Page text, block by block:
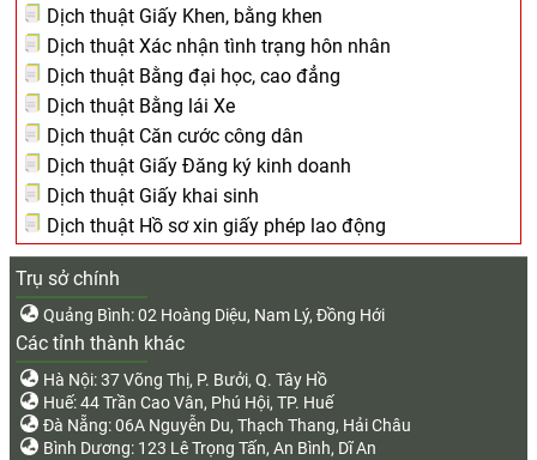
Dịch thuật Giấy Khen, bằng khen
Dịch thuật Xác nhận tình trạng hôn nhân
Dịch thuật Bằng đại học, cao đẳng
Dịch thuật Bằng lái Xe
Dịch thuật Căn cước công dân
Dịch thuật Giấy Đăng ký kinh doanh
Dịch thuật Giấy khai sinh
Dịch thuật Hồ sơ xin giấy phép lao động
Trụ sở chính
Quảng Bình: 02 Hoàng Diệu, Nam Lý, Đồng Hới
Các tỉnh thành khác
Hà Nội: 37 Võng Thị, P. Bưởi, Q. Tây Hồ
Huế: 44 Trần Cao Vân, Phú Hội, TP. Huế
Đà Nẵng: 06A Nguyễn Du, Thạch Thang, Hải Châu
Bình Dương: 123 Lê Trọng Tấn, An Bình, Dĩ An